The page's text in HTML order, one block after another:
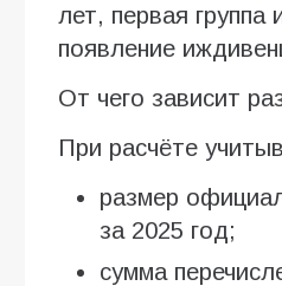
лет, первая группа
появление
От чего зависит
При расчёте
размер
за 2025 год;
сумма